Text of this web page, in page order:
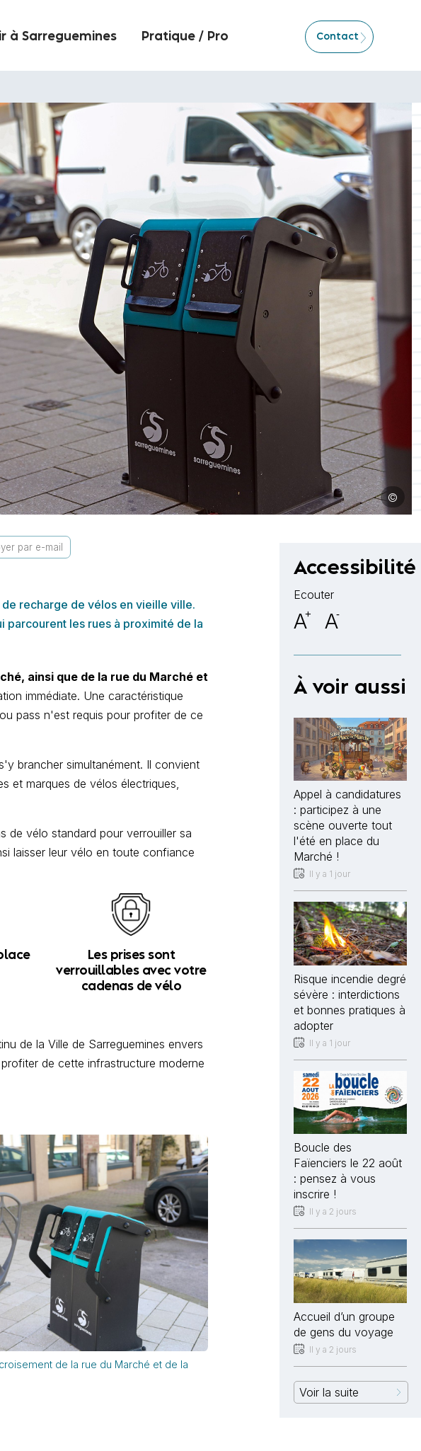
à Sarreguemines Pratique / Pro Contact
Image :
©
par e-mail
recharge de vélos en vieille ville.
les rues à proximité de la
ainsi que de la rue du Marché et
immédiate. Une caractéristique
pass n'est requis pour profiter de ce
brancher simultanément. Il convient
et marques de vélos électriques,
de vélo standard pour verrouiller sa
laisser leur vélo en toute confiance
Les prises sont
verrouillables avec votre
cadenas de vélo
de la Ville de Sarreguemines envers
de cette infrastructure moderne
de la rue du Marché et de la
Accessibilité
Ecouter
A+ A-
À voir aussi
Appel à candidatures
: participez à une
scène ouverte tout
l'été en place du
Marché !
Il y a 1 jour
Risque incendie degré
sévère : interdictions
et bonnes pratiques à
adopter
Il y a 1 jour
Boucle des
Faïenciers le 22 août
: pensez à vous
inscrire !
Il y a 2 jours
Accueil d’un groupe
de gens du voyage
Il y a 2 jours
Voir la suite